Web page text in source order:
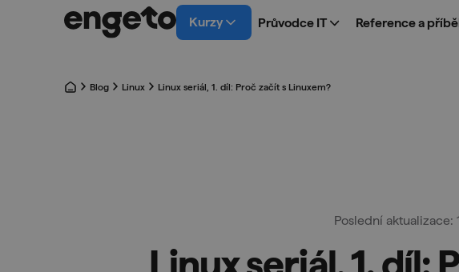
Kurzy Průvodce IT Reference a
Blog Linux Linux seriál, 1. díl: Proč začít s Linuxem?
Poslední aktualizace: